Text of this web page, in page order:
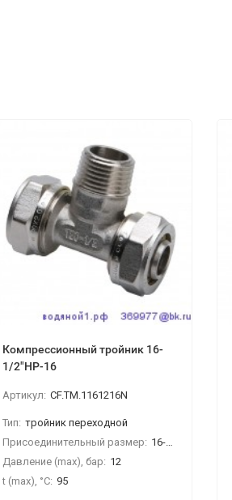
Компрессионный тройник 16-
1/2"НР-16
Артикул: CF.TM.1161216N
Тип: тройник переходной
Присоединительный размер: 16-1/2"НР-16
Давление (max), бар: 12
t (max), °С: 95